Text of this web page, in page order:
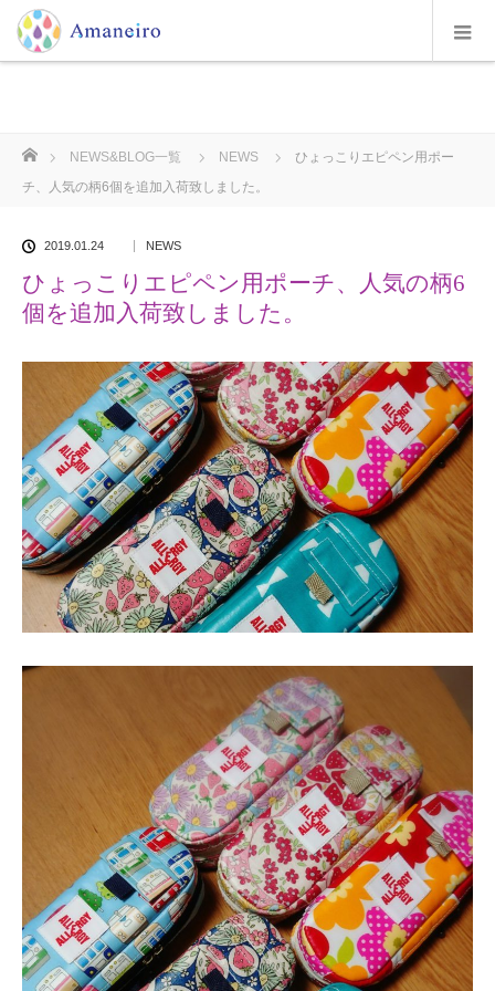
ホーム
NEWS&BLOG一覧 NEWS
ひょっこりエピペン用ポー
チ、人気の柄6個を追加入荷致しました。
2019.01.24 NEWS
ひょっこりエピペン用ポーチ、人気の柄6
個を追加入荷致しました。